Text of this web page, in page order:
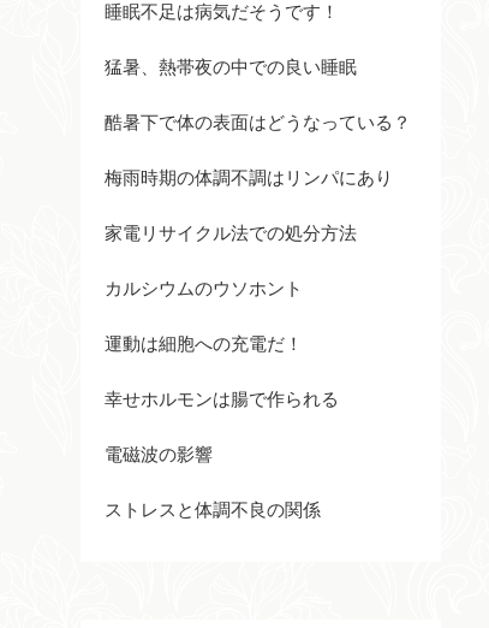
睡眠不足は病気だそうです！
猛暑、熱帯夜の中での良い睡眠
酷暑下で体の表面はどうなっている？
梅雨時期の体調不調はリンパにあり
家電リサイクル法での処分方法
カルシウムのウソホント
運動は細胞への充電だ！
幸せホルモンは腸で作られる
電磁波の影響
ストレスと体調不良の関係